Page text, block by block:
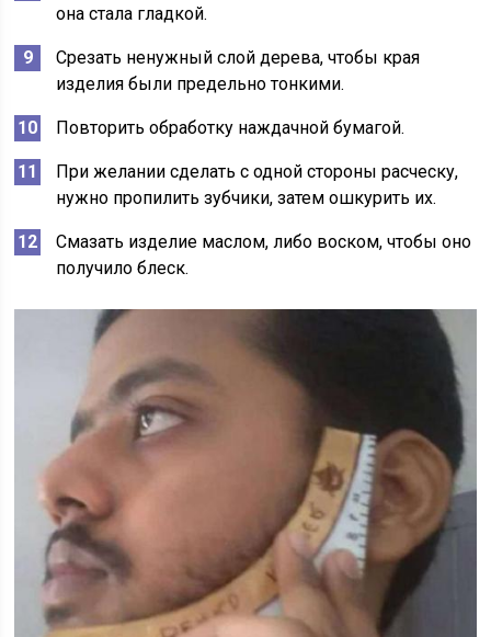
она стала гладкой.
Срезать ненужный слой дерева, чтобы края
изделия были предельно тонкими.
Повторить обработку наждачной бумагой.
При желании сделать с одной стороны расческу,
нужно пропилить зубчики, затем ошкурить их.
Смазать изделие маслом, либо воском, чтобы оно
получило блеск.